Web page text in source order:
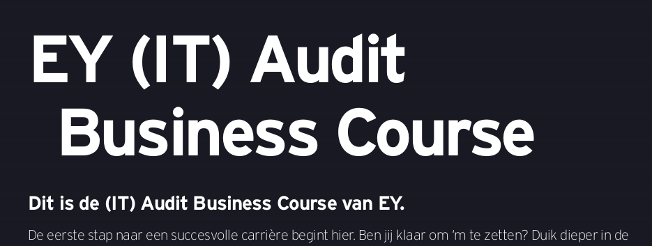
EY (IT) Audit
Business Course
Dit is de (IT) Audit Business Course van EY.
De eerste stap naar een succesvolle carrière begint hier. Ben jij klaar om ‘m te zetten? Duik dieper in de